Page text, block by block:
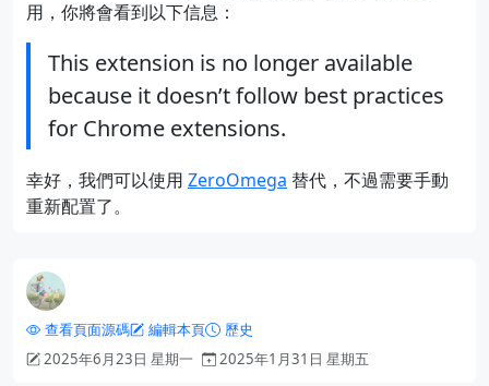
用，你將會看到以下信息：
This extension is no longer available
because it doesn’t follow best practices
for Chrome extensions.
幸好，我們可以使用 ZeroOmega 替代，不過需要手動
重新配置了。
查看頁面源碼 編輯本頁
歷史
2025年6月23日 星期一
2025年1月31日 星期五